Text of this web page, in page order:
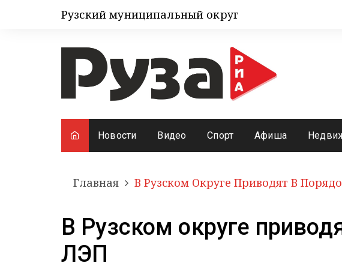
Рузский муниципальный округ
Новости Видео Спорт Афиша
Главная В Рузском Округе Приводят В
В Рузском округе
ЛЭП